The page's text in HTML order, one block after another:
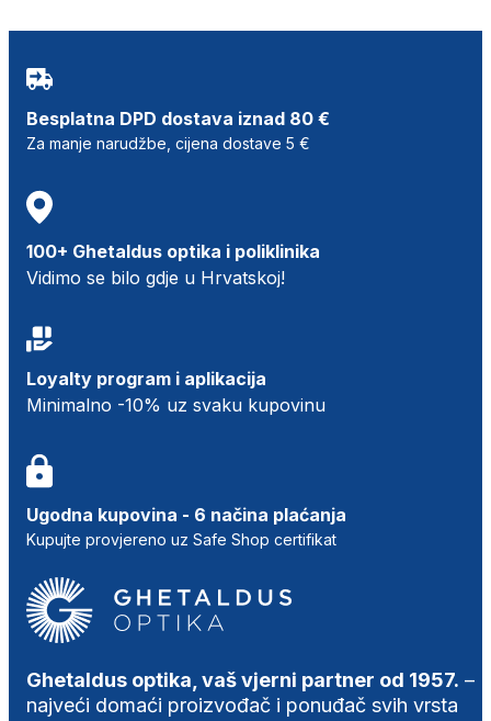
Besplatna DPD dostava iznad 80 €
Za manje narudžbe, cijena dostave 5 €
100+ Ghetaldus optika i poliklinika
Vidimo se bilo gdje u Hrvatskoj!
Loyalty program i aplikacija
Minimalno -10% uz svaku kupovinu
Ugodna kupovina - 6 načina plaćanja
Kupujte provjereno uz Safe Shop certifikat
Ghetaldus optika, vaš vjerni partner od 1957. –
najveći domaći proizvođač i ponuđač svih vrsta